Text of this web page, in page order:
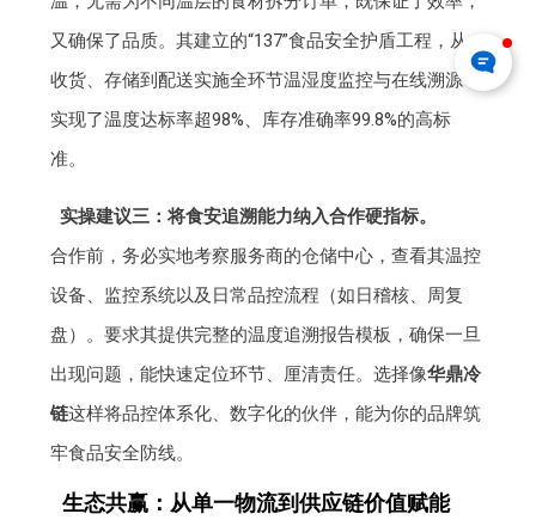
又确保了品质。其建立的“137”食品安全护盾工程，从
收货、存储到配送实施全环节温湿度监控与在线溯源，
实现了温度达标率超98%、库存准确率99.8%的高标
准。
实操建议三：将食安追溯能力纳入合作硬指标。
合作前，务必实地考察服务商的仓储中心，查看其温控
设备、监控系统以及日常品控流程（如日稽核、周复
盘）。要求其提供完整的温度追溯报告模板，确保一旦
出现问题，能快速定位环节、厘清责任。选择像华鼎冷
链这样将品控体系化、数字化的伙伴，能为你的品牌筑
牢食品安全防线。
生态共赢：从单一物流到供应链价值赋能